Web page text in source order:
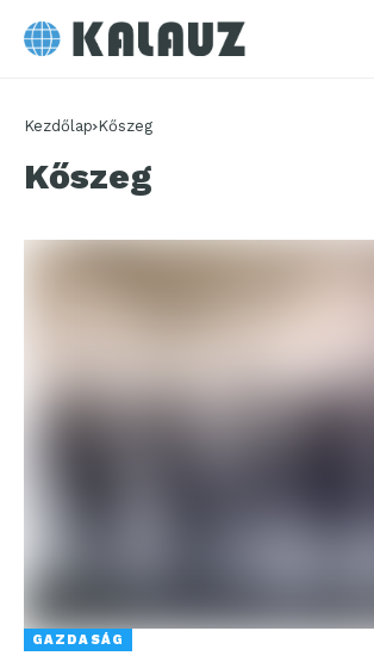
Kezdőlap Kőszeg
Kőszeg
GAZDASÁG